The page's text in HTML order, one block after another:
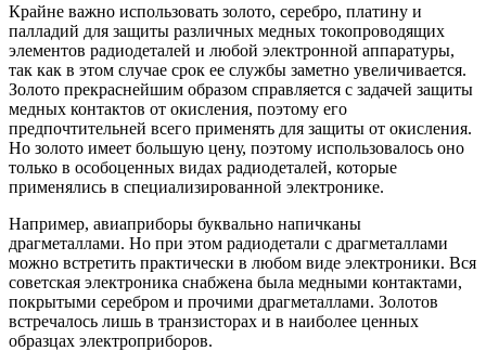
Крайне важно использовать золото, серебро, платину и
палладий для защиты различных медных токопроводящих
элементов радиодеталей и любой электронной аппаратуры,
так как в этом случае срок ее службы заметно увеличивается.
Золото прекраснейшим образом справляется с задачей защиты
медных контактов от окисления, поэтому его
предпочтительней всего применять для защиты от окисления.
Но золото имеет большую цену, поэтому использовалось оно
только в особоценных видах радиодеталей, которые
применялись в специализированной электронике.
Например, авиаприборы буквально напичканы
драгметаллами. Но при этом радиодетали с драгметаллами
можно встретить практически в любом виде электроники. Вся
советская электроника снабжена была медными контактами,
покрытыми серебром и прочими драгметаллами. Золотов
встречалось лишь в транзисторах и в наиболее ценных
образцах электроприборов.